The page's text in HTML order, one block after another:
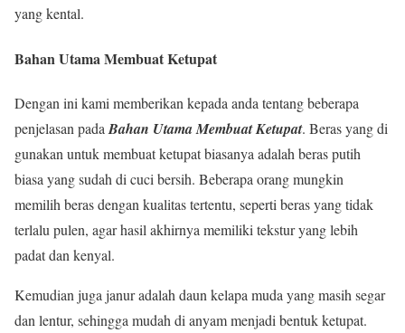
yang kental.
Bahan Utama Membuat Ketupat
Dengan ini kami memberikan kepada anda tentang beberapa
penjelasan pada Bahan Utama Membuat Ketupat. Beras yang di
gunakan untuk membuat ketupat biasanya adalah beras putih
biasa yang sudah di cuci bersih. Beberapa orang mungkin
memilih beras dengan kualitas tertentu, seperti beras yang tidak
terlalu pulen, agar hasil akhirnya memiliki tekstur yang lebih
padat dan kenyal.
Kemudian juga janur adalah daun kelapa muda yang masih segar
dan lentur, sehingga mudah di anyam menjadi bentuk ketupat.